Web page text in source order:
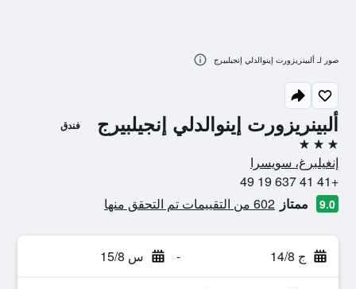
ألبينريزورت إينوالدلي إنجيلبيرج فندق
3 نجوم
إنغيلبرغ، سويسرا
+41 41 637 19 49
9.0 ممتاز 602 من التقييمات تم التحقق منها
ج 14/8 - س 15/8
صور لـ ألبينريزورت إينوالدلي إنجيلبيرج